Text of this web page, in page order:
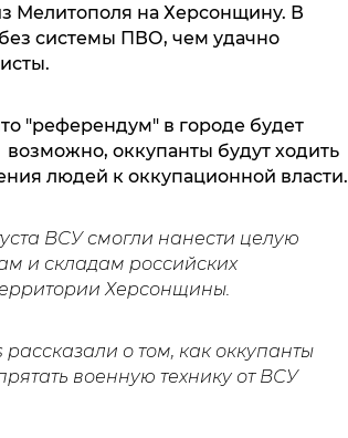
Мелитополя на Херсонщину. В
без системы ПВО, чем удачно
"референдум" в городе будет
оккупанты будут ходить
людей к оккупационной власти.
ВСУ смогли нанести целую
и складам российских
Херсонщины.
о том, как оккупанты
военную технику от ВСУ